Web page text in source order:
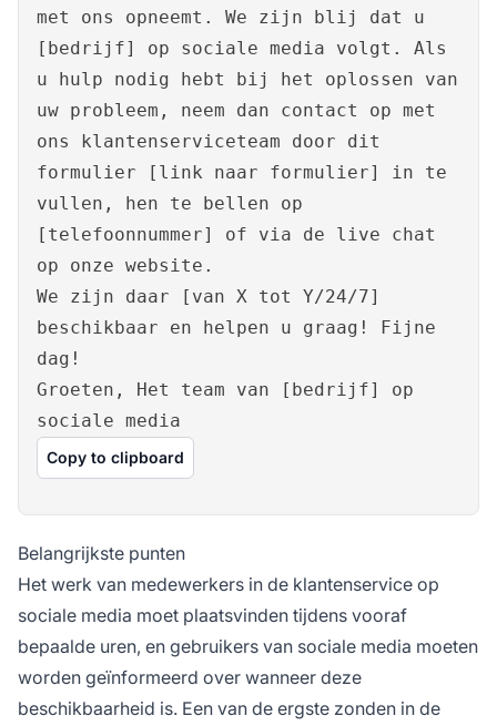
met ons opneemt. We zijn blij dat u
[bedrijf] op sociale media volgt. Als
u hulp nodig hebt bij het oplossen van
uw probleem, neem dan contact op met
ons klantenserviceteam door dit
formulier [link naar formulier] in te
vullen, hen te bellen op
[telefoonnummer] of via de live chat
op onze website.
We zijn daar [van X tot Y/24/7]
beschikbaar en helpen u graag! Fijne
dag!
Groeten, Het team van [bedrijf] op
sociale media
Copy to clipboard
Belangrijkste punten
Het werk van medewerkers in de klantenservice op
sociale media moet plaatsvinden tijdens vooraf
bepaalde uren, en gebruikers van sociale media moeten
worden geïnformeerd over wanneer deze
beschikbaarheid is. Een van de ergste zonden in de